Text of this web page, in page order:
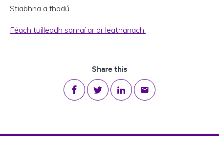
Stiabhna a fhadú.
Féach tuilleadh sonraí ar ár leathanach.
Share this
Share on Facebook
Share on Twitter
Share on LinkedIn
Share via email